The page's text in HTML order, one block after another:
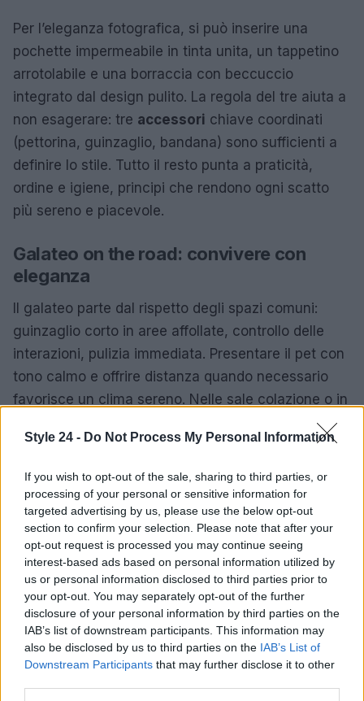
Style 24 - Do Not Process My Personal Information
If you wish to opt-out of the sale, sharing to third parties, or
processing of your personal or sensitive information for
targeted advertising by us, please use the below opt-out
section to confirm your selection. Please note that after your
opt-out request is processed you may continue seeing
interest-based ads based on personal information utilized by
us or personal information disclosed to third parties prior to
your opt-out. You may separately opt-out of the further
disclosure of your personal information by third parties on the
IAB’s list of downstream participants. This information may
also be disclosed by us to third parties on the IAB’s List of
Downstream Participants that may further disclose it to other
Per l’eleganza fotografica, si può inserire una
pochette impermeabile in tinta unita, un tappetino
arrotolabile e una borraccia con beccuccio
integrato dal design pulito. La regola del tre aiuta a
non esagerare: tre accessori chiave coordinati
(pettorina, guinzaglio, bandana) sono sufficienti a
definire lo stile. Tutto il resto punta a praticità,
ordine e igiene, principi che rendono ogni scatto
più sereno e piacevole.
Galateo on the road: convivere con
eleganza
Il galateo parte dal rispetto degli spazi comuni:
guinzaglio corto in aree affollate, controllo delle
interazioni, pulizia immediata. Presentare il pet con
tono calmo e offrire distanza quando necessario
favorisce un clima sereno. Nelle sale colazione o in
discreto, si prepara untelodedicato e si evita di far
che sia esplicitamente consentito.
La gestione dei rumori è un altro caposaldo: una
sessione breve disniffingprima di entrare in
ambienti chiusi riduce l’irrequietezza. In ascensore,
si lascia uscire prima chi è dentro; in taxi, si
protegge il sedile con un telo rapido. Piccoli gesti,
come ringraziare il personale che accoglie il pet e
mantenere il corridoio libero da giochi, comunicano
attenzione e rendono più semplice ogni successivo